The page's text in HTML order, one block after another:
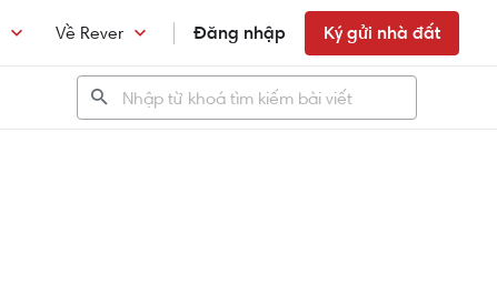
Về Rever Đăng nhập Ký gửi nhà đất